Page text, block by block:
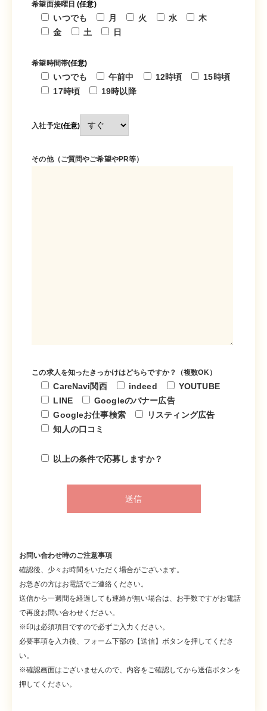
希望面接曜日(任意)
いつでも 月 火 水
木
金
土 日
希望時間帯(任意)
いつでも 午前中 12時頃
15時頃
17時頃
19時以降
入社予定(任意)
その他（ご質問やご希望やPR等）
この求人を知ったきっかけはどちらですか？（複数OK）
CareNavi関西 indeed
YOUTUBE
LINE
Googleのバナー広告
Googleお仕事検索
リスティング広告
知人の口コミ
以上の条件で応募しますか？
お問い合わせ時のご注意事項
確認後、少々お時間をいただく場合がございます。
お急ぎの方はお電話でご連絡ください。
送信から一週間を経過しても連絡が無い場合は、お手数ですがお電話
で再度お問い合わせください。
※印は必須項目ですので必ずご入力ください。
必要事項を入力後、フォーム下部の【送信】ボタンを押してくださ
い。
※確認画面はございませんので、内容をご確認してから送信ボタンを
押してください。